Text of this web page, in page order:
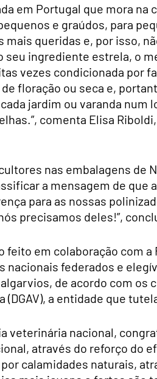
em Portugal que mora na
e graúdos, para
mais queridas e, por isso,
ingrediente estrela, o
vezes condicionada por
floração ou seca e,
jardim ou varanda num
comenta Elisa
nas embalagens de
a mensagem de que
para as nossas
precisamos deles!”,
em colaboração com a
federados e
de acordo com os
a entidade que
veterinária nacional,
através do reforço do
calamidades naturais,